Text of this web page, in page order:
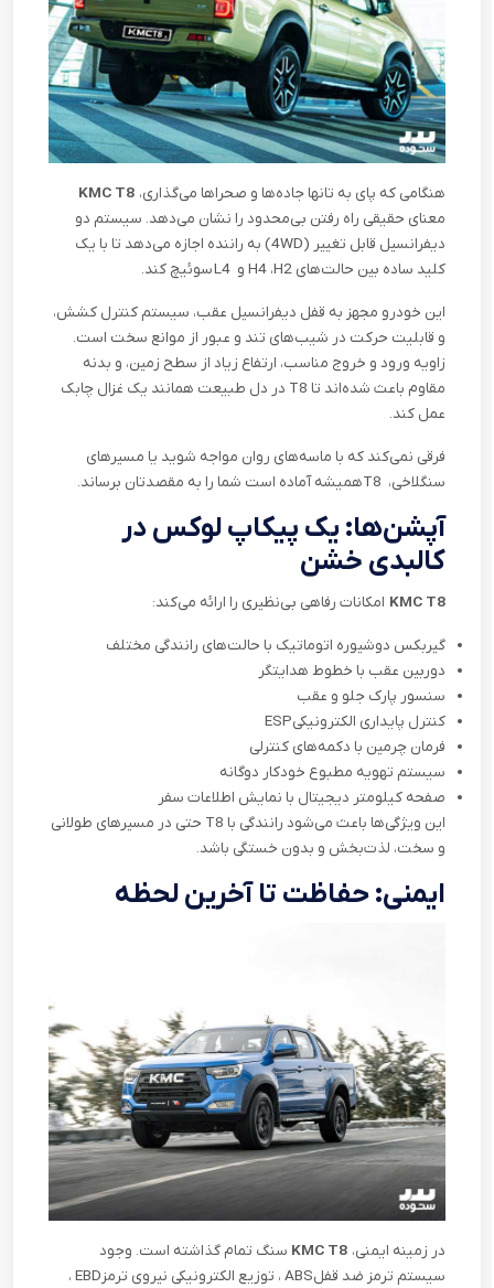
هنگامی که پای به تانها جاده‌ها و صحراها می‌گذاری، KMC T8
معنای حقیقی راه رفتن بی‌محدود را نشان می‌دهد. سیستم دو
دیفرانسیل قابل تغییر (4WD) به راننده اجازه می‌دهد تا با یک
کلید ساده بین حالت‌های H2، H4 و L4سوئیچ کند.
این خودرو مجهز به قفل دیفرانسیل عقب، سیستم کنترل کشش،
و قابلیت حرکت در شیب‌های تند و عبور از موانع سخت است.
زاویه ورود و خروج مناسب، ارتفاع زیاد از سطح زمین، و بدنه
مقاوم باعث شده‌اند تا T8 در دل طبیعت همانند یک غزال چابک
عمل کند.
فرقی نمی‌کند که با ماسه‌های روان مواجه شوید یا مسیرهای
سنگلاخی، T8همیشه آماده است شما را به مقصدتان برساند.
آپشن‌ها: یک پیکاپ لوکس در
کالبدی خشن
KMC T8 امکانات رفاهی بی‌نظیری را ارائه می‌کند:
گیربکس دوشیوره اتوماتیک با حالت‌های رانندگی مختلف
دوربین عقب با خطوط هدایتگر
سنسور پارک جلو و عقب
کنترل پایداری الکترونیکیESP
فرمان چرمین با دکمه‌های کنترلی
سیستم تهویه مطبوع خودکار دوگانه
صفحه کیلومتر دیجیتال با نمایش اطلاعات سفر
این ویژگی‌ها باعث می‌شود رانندگی با T8 حتی در مسیرهای طولانی
و سخت، لذت‌بخش و بدون خستگی باشد.
ایمنی: حفاظت تا آخرین لحظه
در زمینه ایمنی، KMC T8 سنگ تمام گذاشته است. وجود
سیستم ترمز ضد قفلABS ، توزیع الکترونیکی نیروی ترمزEBD ،